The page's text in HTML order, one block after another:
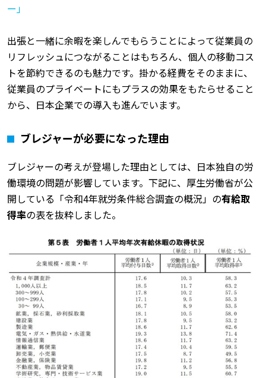
ー」
出張と一緒に余暇を楽しんでもらうことによって従業員の
リフレッシュにつながることはもちろん、個人の移動コス
トを節約できるのも魅力です。掛かる経費をそのままに、
従業員のプライベートにもプラスの効果をもたらせること
から、日本企業での導入も進んでいます。
ブレジャーが必要になった理由
ブレジャーの考えが登場した理由としては、日本独自の労
働環境の問題が影響しています。下記に、厚生労働省が公
開している「令和4年就労条件総合調査の概況」の有給取
得率の表を抜粋しました。